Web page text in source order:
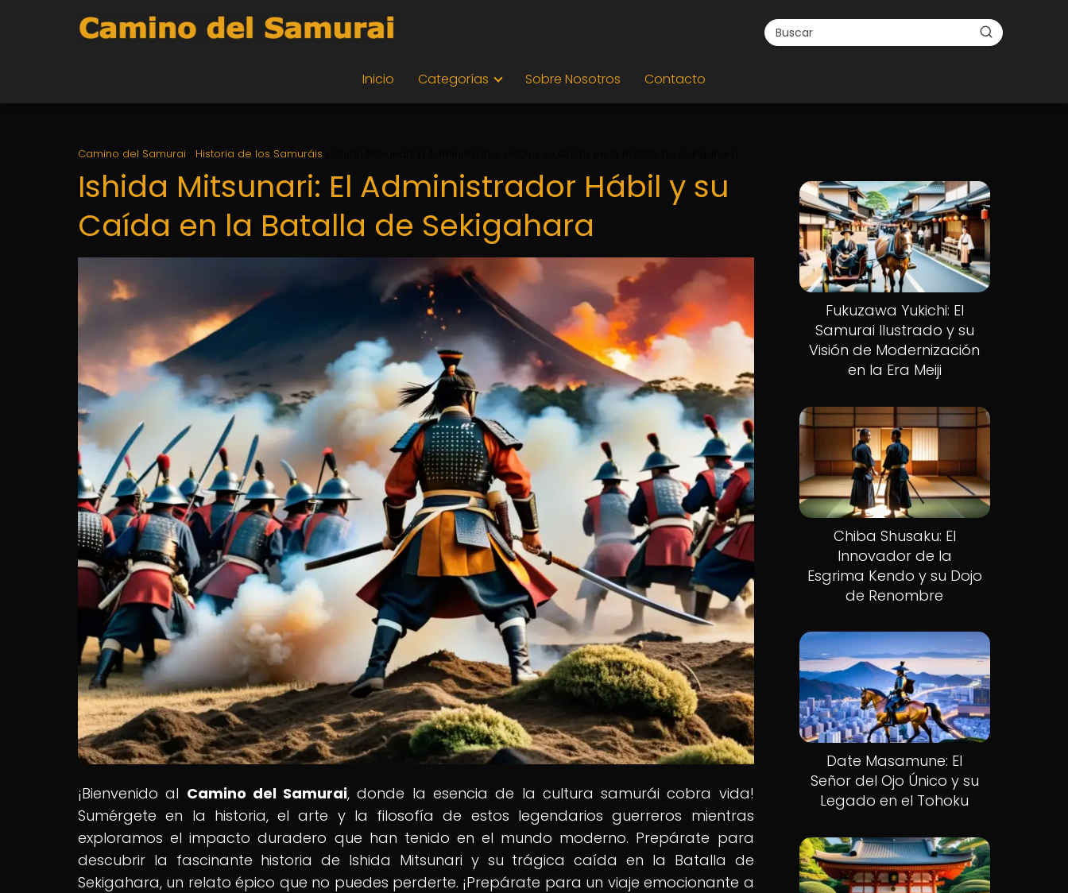
Inicio Categorías Sobre Nosotros Contacto
Camino del Samurai Historia de los Samuráis
Ishida Mitsunari: El Administrador Hábil y su
Caída en la Batalla de Sekigahara
¡Bienvenido al Camino del Samurai, donde la esencia de la cultura samurái cobra vida!
Sumérgete en la historia, el arte y la filosofía de estos legendarios guerreros mientras
exploramos el impacto duradero que han tenido en el mundo moderno. Prepárate para
descubrir la fascinante historia de Ishida Mitsunari y su trágica caída en la Batalla de
Sekigahara, un relato épico que no puedes perderte. ¡Prepárate para un viaje emocionante a
Fukuzawa Yukichi: El
Samurai Ilustrado y su
Visión de Modernización
en la Era Meiji
Chiba Shusaku: El
Innovador de la
Esgrima Kendo y su Dojo
de Renombre
Date Masamune: El
Señor del Ojo Único y su
Legado en el Tohoku